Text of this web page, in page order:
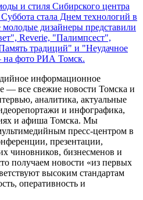
и стиля Сибирского центра
стала Днем технологий в
дизайнеры представили
Reverie, "Палимпсест",
традиций" и "Неудачное
на фото РИА Томск.
информационное
— все свежие новости Томска и
аналитика, актуальные
и инфографика,
и афиша Томска. Мы
пресс-центром в
презентации,
чиновников, бизнесменов и
получаем новости «из первых
высоким стандартам
оперативность и